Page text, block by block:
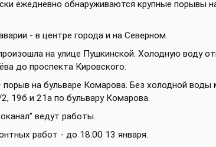
ежедневно обнаруживаются крупные порывы
- в центре города и на Северном.
на улице Пушкинской. Холодную воду
до проспекта Кировского.
на бульваре Комарова. Без холодной
19б и 21а по бульвару Комарова.
ведут работы.
работ - до 18:00 13 января.